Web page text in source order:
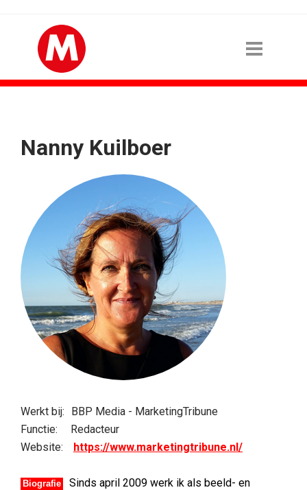
Nanny Kuilboer
Werkt bij:
BBP Media - MarketingTribune
Functie:
Redacteur
Website:
https://www.marketingtribune.nl/
Biografie
Sinds april 2009 werk ik als beeld- en